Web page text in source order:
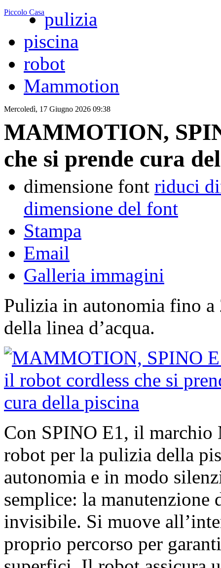
Piccolo Casapulizia
piscina
robot
Mammotion
Mercoledì, 17 Giugno 2026 09:38
MAMMOTION,
che si prende cura
dimensione font riduci
dimensione del font
Stampa
Email
Galleria immagini
Pulizia in autonomia fino a
della linea d’acqua.
Con SPINO E1, il
robot per la pulizia della
autonomia e in modo
semplice: la manutenzione
invisibile. Si muove
proprio percorso per